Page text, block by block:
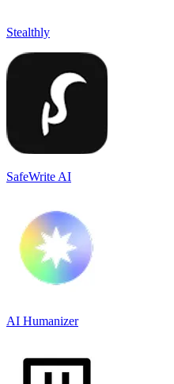
Stealthly
SafeWrite AI
AI Humanizer